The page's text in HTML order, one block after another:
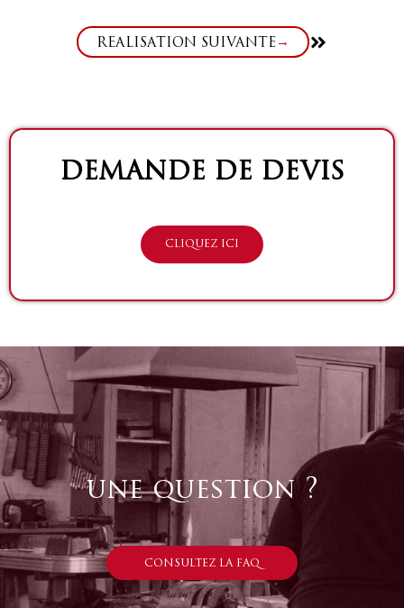
RÉALISATION SUIVANTE Suivant
DEMANDE DE DEVIS
CLIQUEZ ICI
une question ?
CONSULTEZ LA FAQ